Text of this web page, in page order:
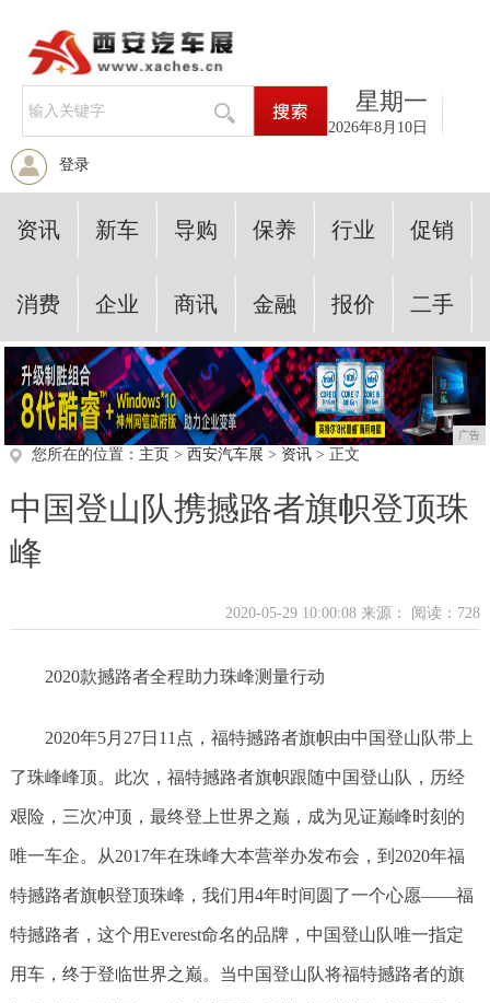
星期一
2026年8月10日
登录
资讯 新车 导购 保养 行业 促销
消费 企业 商讯 金融 报价 二手
广告
您所在的位置： 主页 > 西安汽车展 > 资讯> 正文
中国登山队携撼路者旗帜登顶珠
峰
2020-05-29 10:00:08 来源： 阅读：728
2020款撼路者全程助力珠峰测量行动
2020年5月27日11点，福特撼路者旗帜由中国登山队带上
了珠峰峰顶。此次，福特撼路者旗帜跟随中国登山队，历经
艰险，三次冲顶，最终登上世界之巅，成为见证巅峰时刻的
唯一车企。从2017年在珠峰大本营举办发布会，到2020年福
特撼路者旗帜登顶珠峰，我们用4年时间圆了一个心愿——福
特撼路者，这个用Everest命名的品牌，中国登山队唯一指定
用车，终于登临世界之巅。当中国登山队将福特撼路者的旗